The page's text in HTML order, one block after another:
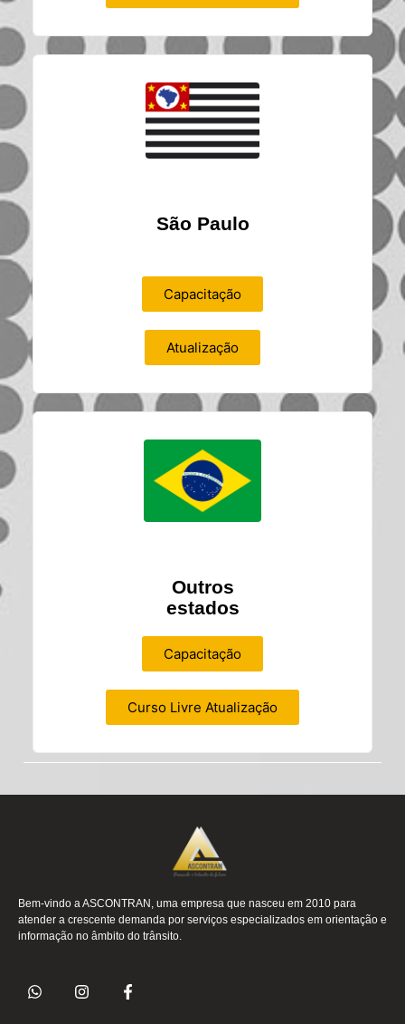
São Paulo
Capacitação
Atualização
Outros
estados
Capacitação
Curso Livre Atualização
Bem-vindo a ASCONTRAN, uma empresa que nasceu em 2010 para
atender a crescente demanda por serviços especializados em orientação e
informação no âmbito do trânsito.